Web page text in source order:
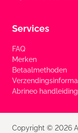
Services
FAQ
Merken
Betaalmethoden
Abrineo handleiding
Copyright © 2026